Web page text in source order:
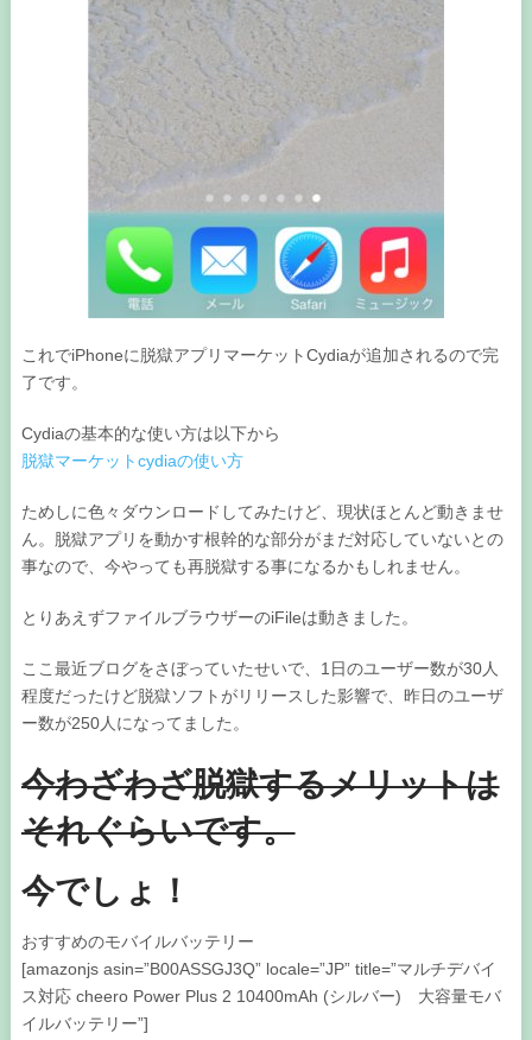
これでiPhoneに脱獄アプリマーケットCydiaが追加されるので完
了です。
Cydiaの基本的な使い方は以下から
脱獄マーケットcydiaの使い方
ためしに色々ダウンロードしてみたけど、現状ほとんど動きませ
ん。脱獄アプリを動かす根幹的な部分がまだ対応していないとの
事なので、今やっても再脱獄する事になるかもしれません。
とりあえずファイルブラウザーのiFileは動きました。
ここ最近ブログをさぼっていたせいで、1日のユーザー数が30人
程度だったけど脱獄ソフトがリリースした影響で、昨日のユーザ
ー数が250人になってました。
今わざわざ脱獄するメリットは
それぐらいです。
今でしょ！
おすすめのモバイルバッテリー
[amazonjs asin=”B00ASSGJ3Q” locale=”JP” title=”マルチデバイ
ス対応 cheero Power Plus 2 10400mAh (シルバー) 大容量モバ
イルバッテリー”]